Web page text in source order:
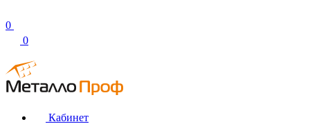
0
0
Кабинет